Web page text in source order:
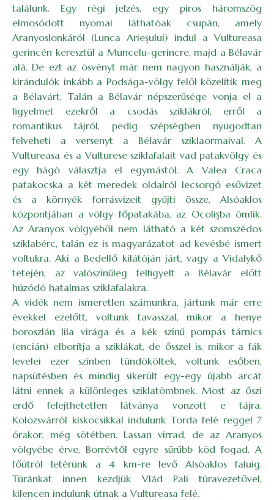
találunk. Egy régi jelzés, egy piros háromszög
elmosódott nyomai láthatóak csupán, amely
Aranyoslonkáról (Lunca Arieşului) indul a Vultureasa
gerincén keresztül a Muncelu-gerincre, majd a Bélavár
alá. De ezt az ösvényt már nem nagyon használják, a
kirándulók inkább a Podsága-völgy felől közelítik meg
a Bélavárt. Talán a Bélavár népszerűsége vonja el a
figyelmet ezekről a csodás sziklákról, erről a
romantikus tájról, pedig szépségben nyugodtan
felveheti a versenyt a Bélavár sziklaormaival. A
Vultureasa és a Vulturese sziklafalait vad patakvölgy és
egy hágó választja el egymástól. A Valea Craca
patakocska a két meredek oldalról lecsorgó esővizet
és a környék forrásvizeit gyűjti össze, Alsóaklos
központjában a völgy főpatakába, az Ocolişba ömlik.
Az Aranyos völgyéből nem látható a két szomszédos
sziklabérc, talán ez is magyarázatot ad kevésbé ismert
voltukra. Aki a Bedellő kilátóján járt, vagy a Vidalykő
tetején, az valószínűleg felfigyelt a Bélavár előtt
húzódó hatalmas sziklafalakra.
A vidék nem ismeretlen számunkra, jártunk már erre
évekkel ezelőtt, voltunk tavasszal, mikor a henye
boroszlán lila virága és a kék színű pompás tárnics
(encián) elborítja a sziklákat, de ősszel is, mikor a fák
levelei ezer színben tündököltek, voltunk esőben,
napsütésben és mindig sikerült egy-egy újabb arcát
látni ennek a különleges sziklatömbnek. Most az őszi
erdő felejthetetlen látványa vonzott e tájra.
Kolozsvárról kiskocsikkal indulunk Torda felé reggel 7
órakor, még sötétben. Lassan virrad, de az Aranyos
völgyébe érve, Borrévtől egyre sűrűbb köd fogad. A
főútról letérünk a 4 km-re levő Alsóaklos faluig.
Túránkat innen kezdjük Vlád Pali túravezetővel,
kilencen indulunk útnak a Vultureasa felé.